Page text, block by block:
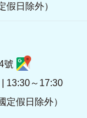
假日除外）
號
13:30～17:30
定假日除外）